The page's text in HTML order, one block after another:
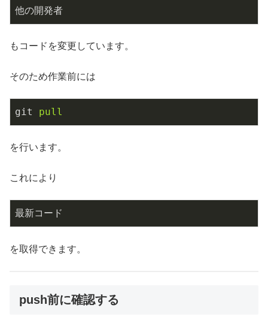
他の開発者
もコードを変更しています。
そのため作業前には
git pull
を行います。
これにより
最新コード
を取得できます。
push前に確認する